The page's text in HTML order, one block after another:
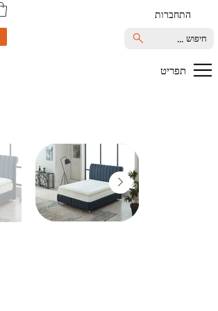
תפריט
התחברות
חיפוש ...